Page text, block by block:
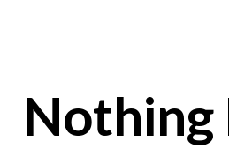
Nothing